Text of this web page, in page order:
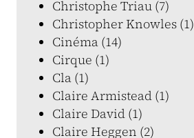
Christophe Triau (7)
Christopher Knowles (1)
Cinéma (14)
Cirque (1)
Cla (1)
Claire Armistead (1)
Claire David (1)
Claire Heggen (2)